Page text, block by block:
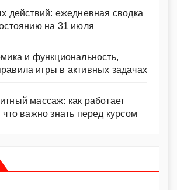
действий: ежедневная сводка
на 31 июля
и функциональность,
игры в активных задачах
массаж: как работает
важно знать перед курсом